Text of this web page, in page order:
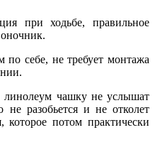
при ходьбе, правильное
себе, не требует монтажа
чашку не услышат
не разобьется и не отколет
которое потом практически